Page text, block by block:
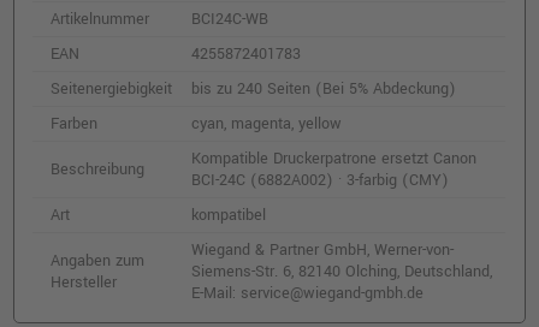
Artikelnummer
BCI24C-WB
EAN
4255872401783
Seitenergiebigkeit
bis zu 240 Seiten (Bei 5% Abdeckung)
Farben
cyan, magenta, yellow
Beschreibung
Kompatible Druckerpatrone ersetzt Canon
BCI-24C (6882A002) · 3-farbig (CMY)
Art
kompatibel
Angaben zum
Hersteller
Wiegand & Partner GmbH, Werner-von-
Siemens-Str. 6, 82140 Olching, Deutschland,
E-Mail: service@wiegand-gmbh.de